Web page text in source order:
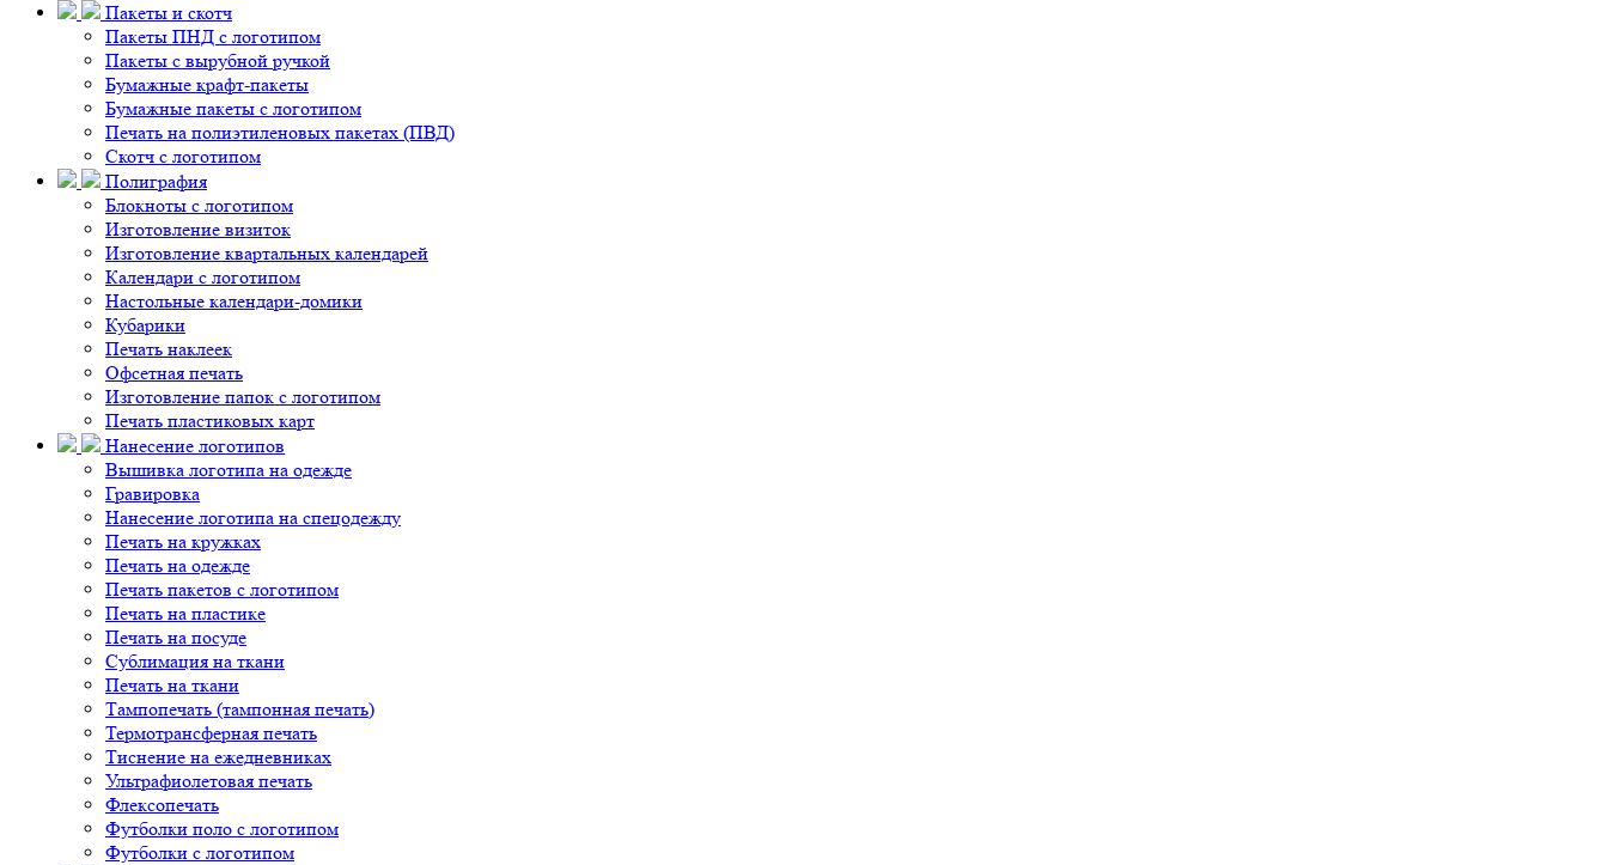
Пакеты и скотч
Пакеты ПНД с логотипом
Пакеты с вырубной ручкой
Бумажные крафт-пакеты
Бумажные пакеты с логотипом
Печать на полиэтиленовых пакетах (ПВД)
Скотч с логотипом
Полиграфия
Блокноты с логотипом
Изготовление визиток
Изготовление квартальных календарей
Календари с логотипом
Настольные календари-домики
Кубарики
Печать наклеек
Офсетная печать
Изготовление папок с логотипом
Печать пластиковых карт
Нанесение логотипов
Вышивка логотипа на одежде
Гравировка
Нанесение логотипа на спецодежду
Печать на кружках
Печать на одежде
Печать пакетов с логотипом
Печать на пластике
Печать на посуде
Сублимация на ткани
Печать на ткани
Тампопечать (тампонная печать)
Термотрансферная печать
Тиснение на ежедневниках
Ультрафиолетовая печать
Флексопечать
Футболки поло с логотипом
Футболки с логотипом